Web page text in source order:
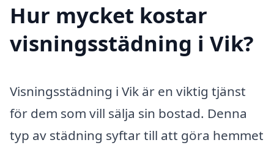
Hur mycket kostar
visningsstädning i Vik?
Visningsstädning i Vik är en viktig tjänst
för dem som vill sälja sin bostad. Denna
typ av städning syftar till att göra hemmet